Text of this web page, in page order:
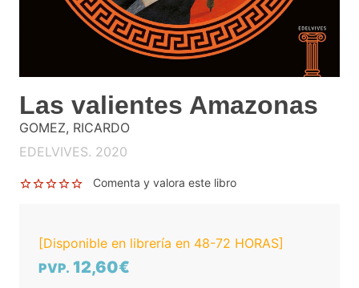
Las valientes Amazonas
GOMEZ, RICARDO
EDELVIVES. 2020
Comenta y valora este libro
[Disponible en librería en 48-72 HORAS]
PVP. 12,60€